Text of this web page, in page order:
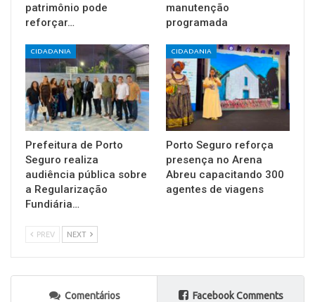
patrimônio pode
reforçar…
manutenção
programada
CIDADANIA
Prefeitura de Porto
Seguro realiza
audiência pública sobre
a Regularização
Fundiária…
CIDADANIA
Porto Seguro reforça
presença no Arena
Abreu capacitando 300
agentes de viagens
PREV NEXT
Comentários Facebook Comments